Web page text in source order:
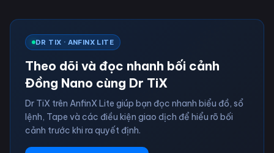
DR TIX · ANFINX LITE
Theo dõi và đọc nhanh bối cảnh
Đồng Nano cùng Dr TiX
Dr TiX trên AnfinX Lite giúp bạn đọc nhanh biểu đồ, sổ
lệnh, Tape và các điều kiện giao dịch để hiểu rõ bối
cảnh trước khi ra quyết định.